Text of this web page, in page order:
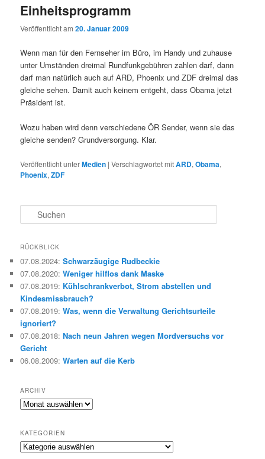
Einheitsprogramm
Veröffentlicht am20. Januar 2009
Wenn man für den Fernseher im Büro, im Handy und zuhause
unter Umständen dreimal Rundfunkgebühren zahlen darf, dann
darf man natürlich auch auf ARD, Phoenix und ZDF dreimal das
gleiche sehen. Damit auch keinem entgeht, dass Obama jetzt
Präsident ist.
Wozu haben wird denn verschiedene ÖR Sender, wenn sie das
gleiche senden? Grundversorgung. Klar.
Veröffentlicht unterMedien |Verschlagwortet mitARD,Obama,
Phoenix,ZDF
u
h
n
RÜCKBLICK
07.08.2024:Schwarzäugige Rudbeckie
07.08.2020:Weniger hilflos dank Maske
07.08.2019: Kühlschrankverbot, Strom abstellen und
Kindesmissbrauch?
07.08.2019:Was, wenn die Verwaltung Gerichtsurteile
ignoriert?
07.08.2018:Nach neun Jahren wegen Mordversuchs vor
Gericht
06.08.2009:Warten auf die Kerb
ARCHIV
Archiv
KATEGORIEN
Kategorien